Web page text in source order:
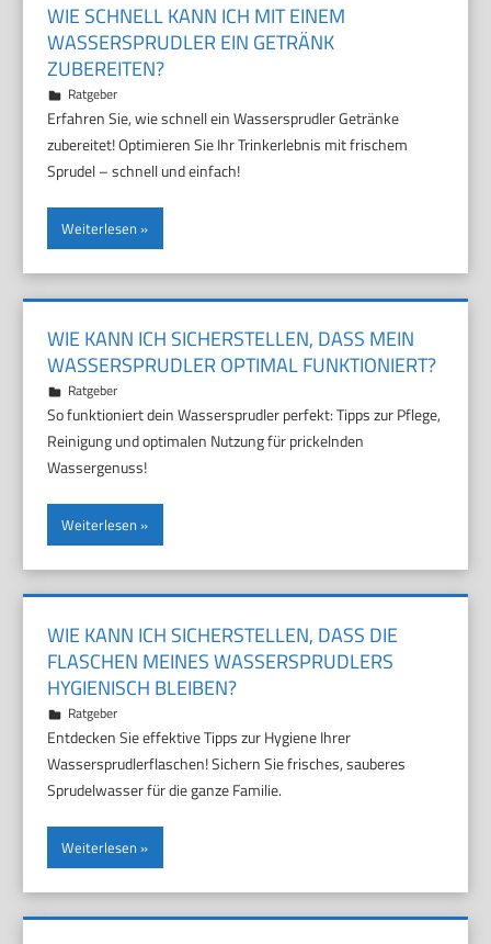
WIE SCHNELL KANN ICH MIT EINEM
WASSERSPRUDLER EIN GETRÄNK
ZUBEREITEN?
15. November 2025
Marco
Ratgeber
Erfahren Sie, wie schnell ein Wassersprudler Getränke
zubereitet! Optimieren Sie Ihr Trinkerlebnis mit frischem
Sprudel – schnell und einfach!
Weiterlesen
WIE KANN ICH SICHERSTELLEN, DASS MEIN
WASSERSPRUDLER OPTIMAL FUNKTIONIERT?
11. November 2025
Marco
Ratgeber
So funktioniert dein Wassersprudler perfekt: Tipps zur Pflege,
Reinigung und optimalen Nutzung für prickelnden
Wassergenuss!
Weiterlesen
WIE KANN ICH SICHERSTELLEN, DASS DIE
FLASCHEN MEINES WASSERSPRUDLERS
HYGIENISCH BLEIBEN?
7. November 2025
Marco
Ratgeber
Entdecken Sie effektive Tipps zur Hygiene Ihrer
Wassersprudlerflaschen! Sichern Sie frisches, sauberes
Sprudelwasser für die ganze Familie.
Weiterlesen